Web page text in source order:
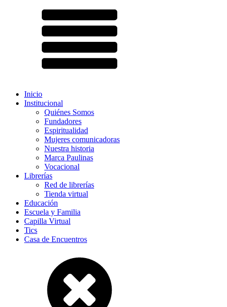
Inicio
Institucional
Quiénes Somos
Fundadores
Espiritualidad
Mujeres comunicadoras
Nuestra historia
Marca Paulinas
Vocacional
Librerías
Red de librerías
Tienda virtual
Educación
Escuela y Familia
Capilla Virtual
Tics
Casa de Encuentros